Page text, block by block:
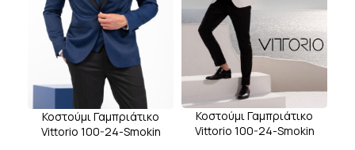
Κοστούμι Γαμπριάτικο
Vittorio 100-24-Smokin
Κοστούμι Γαμπριάτικο
Vittorio 100-24-Smokin